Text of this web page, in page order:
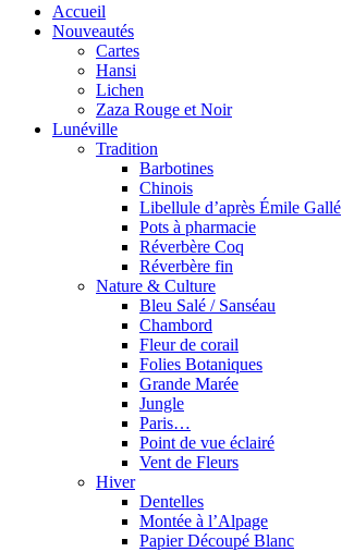
Accueil
Nouveautés
Cartes
Hansi
Lichen
Zaza Rouge et Noir
Lunéville
Tradition
Barbotines
Chinois
Libellule d’après Émile Gallé
Pots à pharmacie
Réverbère Coq
Réverbère fin
Nature & Culture
Bleu Salé / Sanséau
Chambord
Fleur de corail
Folies Botaniques
Grande Marée
Jungle
Paris…
Point de vue éclairé
Vent de Fleurs
Hiver
Dentelles
Montée à l’Alpage
Papier Découpé Blanc